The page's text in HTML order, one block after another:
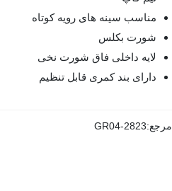
مناسب سینه های رویه کوتاه
شورت بکلس
لایه داخلی فاق شورت نخی
دارای بند کمری قابل تنظیم
مرجع:GR04-2823